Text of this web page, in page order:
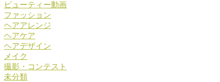
ビューティー動画
ファッション
ヘアアレンジ
ヘアケア
ヘアデザイン
メイク
撮影・コンテスト
未分類